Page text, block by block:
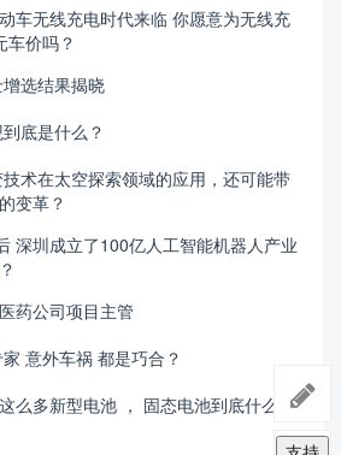
车无线充电时代来临 你愿意为无线充
车价吗？
选结果揭晓
底是什么？
术在太空探索领域的应用，还可能带
变革？
深圳成立了100亿人工智能机器人产业
药公司项目主管
意外车祸 都是巧合？
么多新型电池 ， 固态电池到底什么时